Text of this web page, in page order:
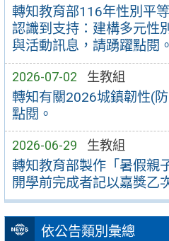
轉知教育部116年性別平
認識到支持：建構多元性
與活動訊息，請踴躍點閱。
2026-07-02 生教組
轉知有關2026城鎮韌性(
點閱。
2026-06-29 生教組
轉知教育部製作「暑假親
開學前完成者記以嘉獎乙
依公告類別彙總